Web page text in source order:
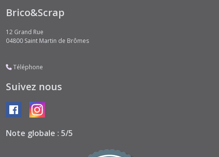
Brico&Scrap
12 Grand Rue
04800 Saint Martin de Brômes
Téléphone
Suivez nous
Note globale : 5/5